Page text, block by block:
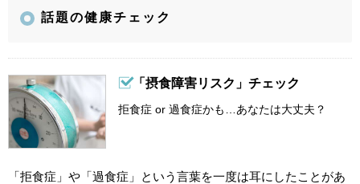
話題の健康チェック
「摂食障害リスク」チェック
拒食症 or 過食症かも…あなたは大丈夫？
「拒食症」や「過食症」という言葉を一度は耳にしたことがあ